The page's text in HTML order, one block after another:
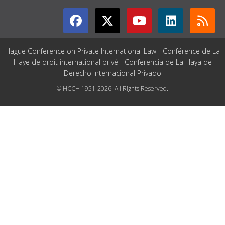
Hague Conference on Private International Law - Conférence de La
Haye de droit international privé - Conferencia de La Haya de
Derecho Internacional Privado
© HCCH 1951-2026. All Rights Reserved.